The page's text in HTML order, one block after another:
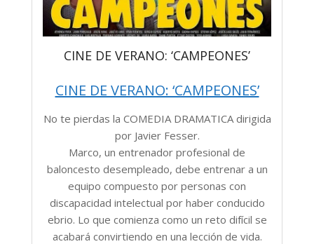
CINE DE VERANO: ‘CAMPEONES’
CINE DE VERANO: ‘CAMPEONES’
No te pierdas la COMEDIA DRAMATICA dirigida
por Javier Fesser.
Marco, un entrenador profesional de
baloncesto desempleado, debe entrenar a un
equipo compuesto por personas con
discapacidad intelectual por haber conducido
ebrio. Lo que comienza como un reto difícil se
acabará convirtiendo en una lección de vida.